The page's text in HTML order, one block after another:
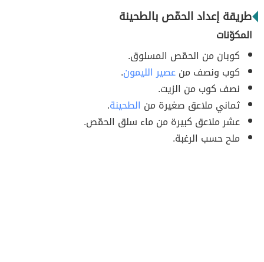
طريقة إعداد الحمّص بالطحينة
المكوّنات
كوبان من الحمّص المسلوق.
كوب ونصف منعصير الليمون.
نصف كوب من الزيت.
ثماني ملاعق صغيرة من الطحينة.
عشر ملاعق كبيرة من ماء سلق الحمّص.
ملح حسب الرغبة.